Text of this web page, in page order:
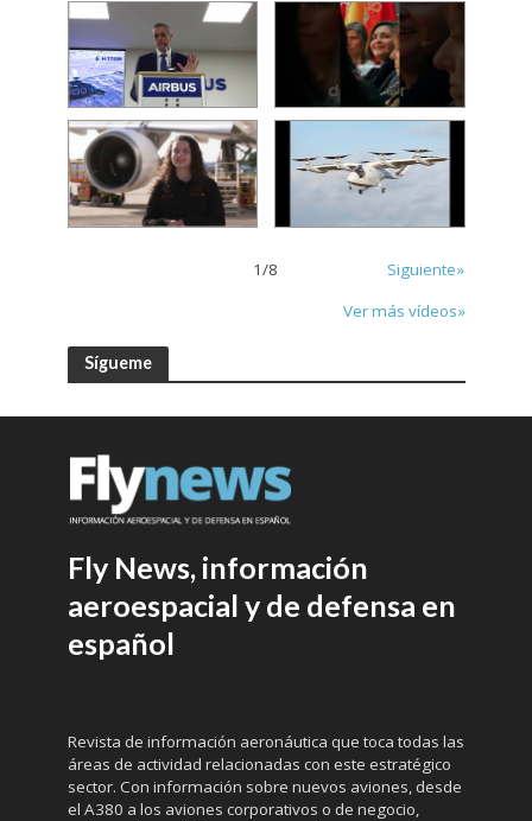
1/8
Siguiente»
Ver más vídeos»
Sígueme
Fly News, información
aeroespacial y de defensa en
español
Revista de información aeronáutica que toca todas las
áreas de actividad relacionadas con este estratégico
sector. Con información sobre nuevos aviones, desde
el A380 a los aviones corporativos o de negocio,